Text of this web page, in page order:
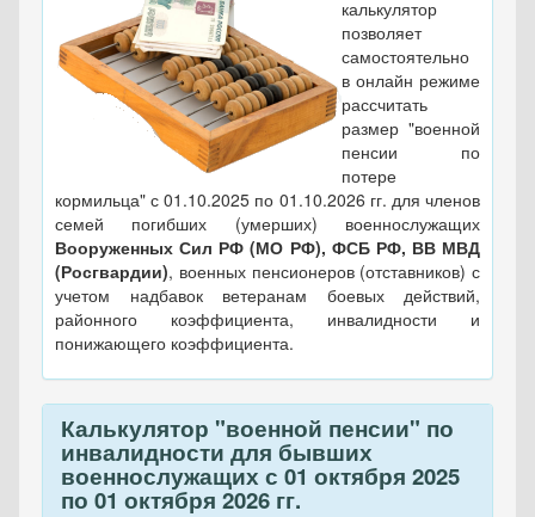
калькулятор
позволяет
самостоятельно
в онлайн режиме
рассчитать
размер "военной
пенсии по
потере
кормильца" с 01.10.2025 по 01.10.2026 гг. для членов
семей погибших (умерших) военнослужащих
Вооруженных Сил РФ (МО РФ), ФСБ РФ, ВВ МВД
(Росгвардии), военных пенсионеров (отставников) с
учетом надбавок ветеранам боевых действий,
районного коэффициента, инвалидности и
понижающего коэффициента.
Калькулятор "военной пенсии" по
инвалидности для бывших
военнослужащих с 01 октября 2025
по 01 октября 2026 гг.